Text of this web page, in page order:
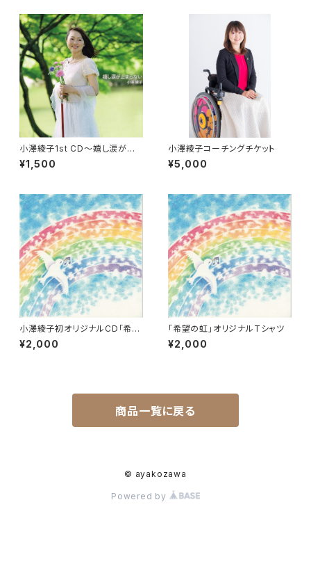
小澤綾子1st CD〜嬉し涙が止
まらない〜
¥1,500
小澤綾子コーチングチケット
¥5,000
小澤綾子初オリジナルCD「希望
の虹」
¥2,000
「希望の虹」オリジナルTシャツ
¥2,000
商品一覧に戻る
© ayakozawa
Powered by